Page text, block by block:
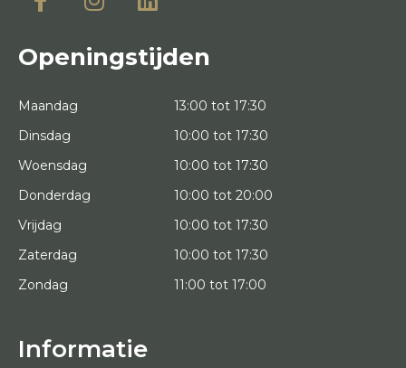
Openingstijden
Maandag
13:00 tot 17:30
Dinsdag
10:00 tot 17:30
Woensdag
10:00 tot 17:30
Donderdag
10:00 tot 20:00
Vrijdag
10:00 tot 17:30
Zaterdag
10:00 tot 17:30
Zondag
11:00 tot 17:00
Informatie